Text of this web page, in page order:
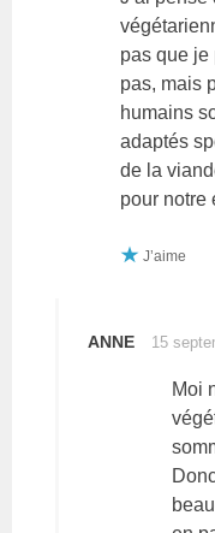
pas que je
pas, mais
humains
adaptés
de la
pour notre
J’aime
ANNE 15
Moi